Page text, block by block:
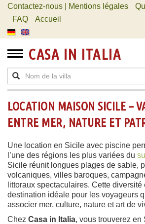
Contactez-nous | Mentions légales
FAQ
Accueil
CASA IN ITALIA
LOCATION MAISON SICILE –
ENTRE MER, NATURE ET
Une location en Sicile avec piscine
l’une des régions les plus variées du
Sicile réunit longues plages de sable,
volcaniques, villes baroques,
littoraux spectaculaires. Cette diversité
destination idéale pour les voyageurs
associer mer, culture, nature et art de
Chez Casa in Italia, vous trouverez